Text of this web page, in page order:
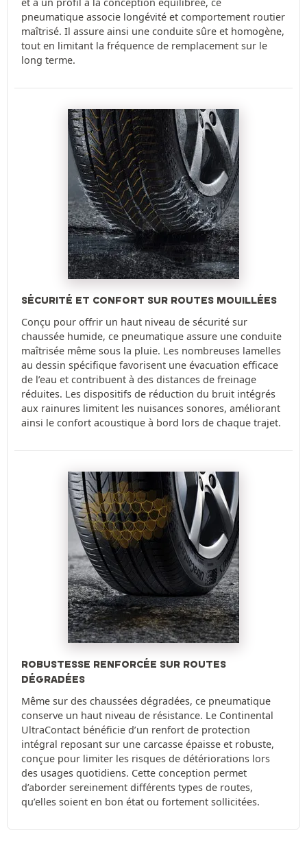
pneumatique associe longévité et comportement routier
maîtrisé. Il assure ainsi une conduite sûre et homogène,
tout en limitant la fréquence de remplacement sur le
long terme.
SÉCURITÉ ET CONFORT SUR ROUTES MOUILLÉES
Conçu pour offrir un haut niveau de sécurité sur
chaussée humide, ce pneumatique assure une conduite
maîtrisée même sous la pluie. Les nombreuses lamelles
au dessin spécifique favorisent une évacuation efficace
de l’eau et contribuent à des distances de freinage
réduites. Les dispositifs de réduction du bruit intégrés
aux rainures limitent les nuisances sonores, améliorant
ainsi le confort acoustique à bord lors de chaque trajet.
ROBUSTESSE RENFORCÉE SUR ROUTES
DÉGRADÉES
Même sur des chaussées dégradées, ce pneumatique
conserve un haut niveau de résistance. Le Continental
UltraContact bénéficie d’un renfort de protection
intégral reposant sur une carcasse épaisse et robuste,
conçue pour limiter les risques de détériorations lors
des usages quotidiens. Cette conception permet
d’aborder sereinement différents types de routes,
qu’elles soient en bon état ou fortement sollicitées.